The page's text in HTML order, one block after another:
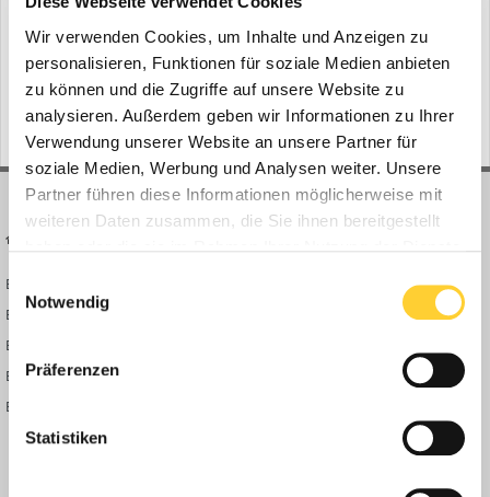
Wir verwenden Cookies, um Inhalte und Anzeigen zu
personalisieren, Funktionen für soziale Medien anbieten
zu können und die Zugriffe auf unsere Website zu
analysieren. Außerdem geben wir Informationen zu Ihrer
Verwendung unserer Website an unsere Partner für
soziale Medien, Werbung und Analysen weiter. Unsere
Partner führen diese Informationen möglicherweise mit
weiteren Daten zusammen, die Sie ihnen bereitgestellt
Einwilligungsauswahl
Notwendig
Präferenzen
Statistiken
Folgen diesem Inhalt 0
Gehe zu Bauforum24 News
Bauforum24 News
Bauforum24 TV
BF24 Mediathek
BF24 Fotostrecken
Bauforum Shop